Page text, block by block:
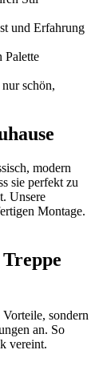
und Erfahrung
Palette
schön,
modern
sie perfekt zu
Unsere
Montage.
sondern
an. So
vereint.